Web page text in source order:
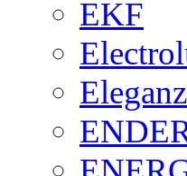
EKF
Eleganz